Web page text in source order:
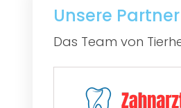
Unsere Partner
Das Team von